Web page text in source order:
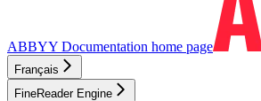
ABBYY Documentation home page
Français
FineReader Engine